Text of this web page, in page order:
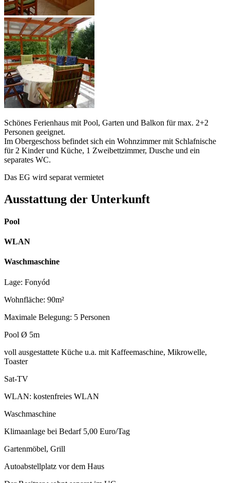
Schönes Ferienhaus mit Pool, Garten und Balkon für max. 2+2
Personen geeignet.
Im Obergeschoss befindet sich ein Wohnzimmer mit Schlafnische
für 2 Kinder und Küche, 1 Zweibettzimmer, Dusche und ein
separates WC.
Das EG wird separat vermietet
Ausstattung der Unterkunft
Pool
WLAN
Waschmaschine
Lage: Fonyód
Wohnfläche: 90m²
Maximale Belegung: 5 Personen
Pool Ø 5m
voll ausgestattete Küche u.a. mit Kaffeemaschine, Mikrowelle,
Toaster
Sat-TV
WLAN: kostenfreies WLAN
Waschmaschine
Klimaanlage bei Bedarf 5,00 Euro/Tag
Gartenmöbel, Grill
Autoabstellplatz vor dem Haus